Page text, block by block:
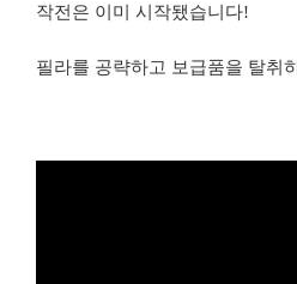
작전은 이미 시작됐습니다!
필라를 공략하고 보급품을 탈취